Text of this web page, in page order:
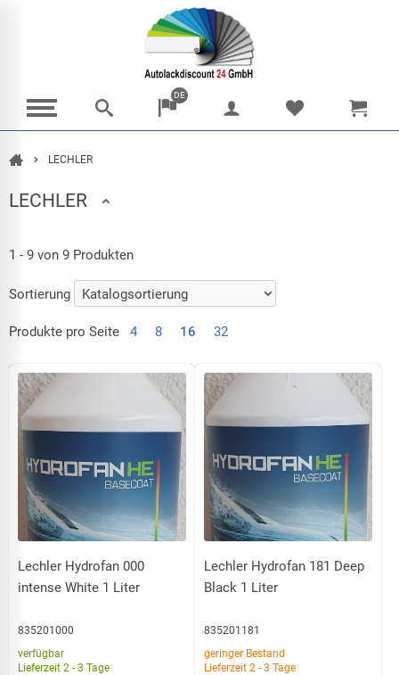
DE
Startkatalog LECHLER
LECHLER
1 - 9 von 9 Produkten
Sortierung
Produkte pro Seite 4 8 16 32
Lechler Hydrofan 000
intense White 1 Liter
835201000
verfügbar
Lieferzeit 2 - 3 Tage
Lechler Hydrofan 181 Deep
Black 1 Liter
835201181
geringer Bestand
Lieferzeit 2 - 3 Tage